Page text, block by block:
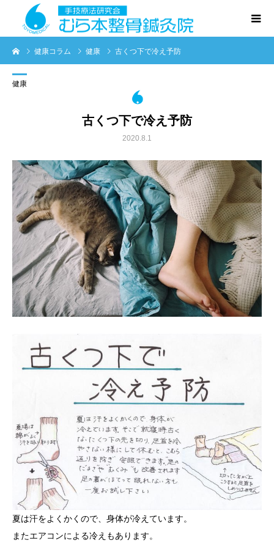
健康コラム 健康 古くつ下で冷え予防
健康
古くつ下で冷え予防
2020.8.1
夏は汗をよくかくので、身体が冷えています。
またエアコンによる冷えもあります。